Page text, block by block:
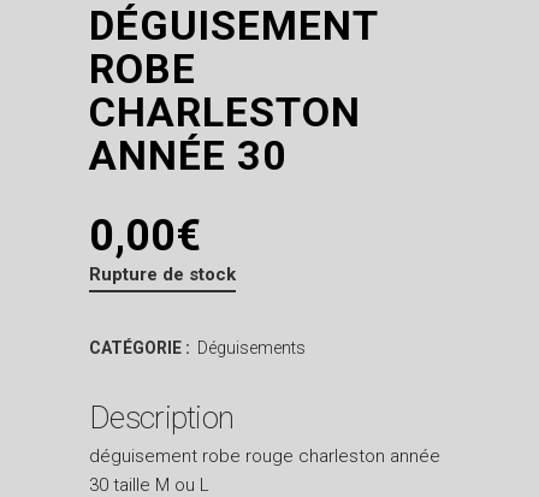
DÉGUISEMENT
ROBE
CHARLESTON
ANNÉE 30
0,00€
Rupture de stock
CATÉGORIE : Déguisements
Description
déguisement robe rouge charleston année
30 taille M ou L